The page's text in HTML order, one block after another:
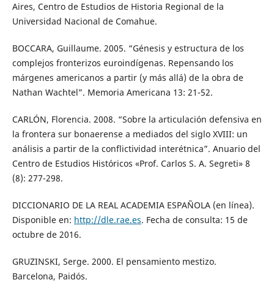
Aires, Centro de Estudios de Historia Regional de la
Universidad Nacional de Comahue.
BOCCARA, Guillaume. 2005. “Génesis y estructura de los
complejos fronterizos euroindígenas. Repensando los
márgenes americanos a partir (y más allá) de la obra de
Nathan Wachtel”. Memoria Americana 13: 21-52.
CARLÓN, Florencia. 2008. “Sobre la articulación defensiva en
la frontera sur bonaerense a mediados del siglo XVIII: un
análisis a partir de la conflictividad interétnica”. Anuario del
Centro de Estudios Históricos «Prof. Carlos S. A. Segreti» 8
(8): 277-298.
DICCIONARIO DE LA REAL ACADEMIA ESPAÑOLA (en línea).
Disponible en: http://dle.rae.es. Fecha de consulta: 15 de
octubre de 2016.
GRUZINSKI, Serge. 2000. El pensamiento mestizo.
Barcelona, Paidós.